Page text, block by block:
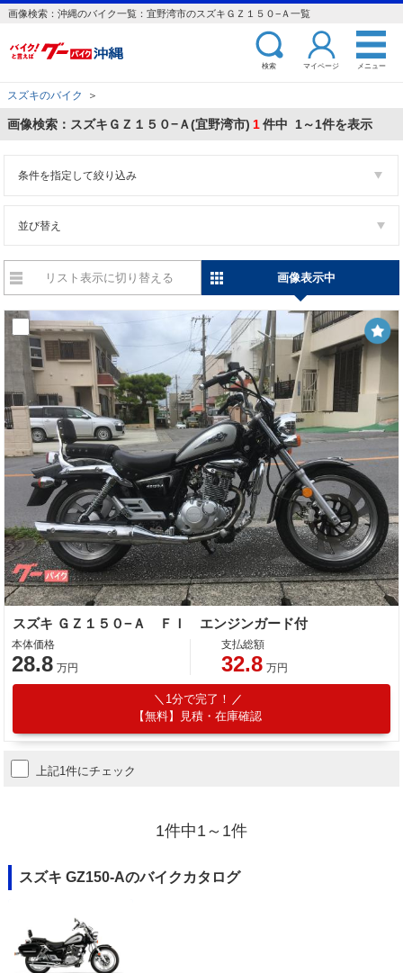
画像検索：沖縄のバイク一覧：宜野湾市のスズキＧＺ１５０−Ａ一覧
検索 マイページ メニュー
スズキのバイク ＞
画像検索：スズキＧＺ１５０−Ａ(宜野湾市) 1件中 1～1件を表示
条件を指定して絞り込み
並び替え
リスト表示に切り替える 画像表示中
スズキ ＧＺ１５０−Ａ ＦＩ エンジンガード付
本体価格
28.8 万円
支払総額
32.8 万円
1分で完了！
【無料】見積・在庫確認
上記1件にチェック
1件中1～1件
スズキ GZ150-Aのバイクカタログ